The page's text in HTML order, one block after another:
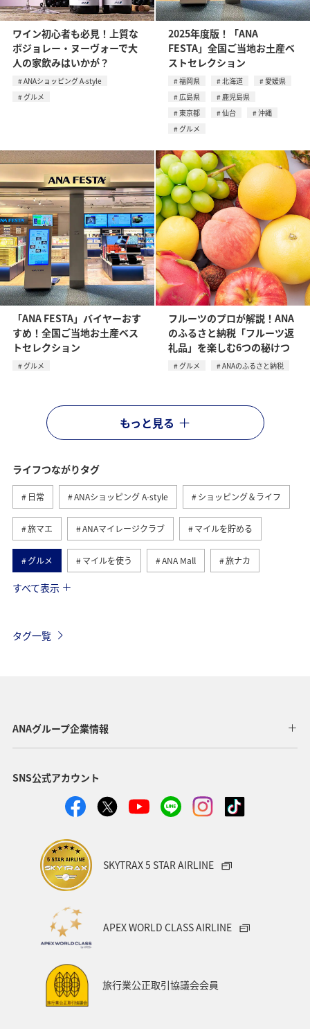
ワイン初心者も必見！上質な
ボジョレー・ヌーヴォーで大
人の家飲みはいかが？
ANAショッピング A-style
グルメ
2025年度版！「ANA
FESTA」全国ご当地お土産ベ
ストセレクション
福岡県 北海道
愛媛県
広島県
鹿児島県
東京都
仙台
沖縄
グルメ
「ANA FESTA」バイヤーおす
すめ！全国ご当地お土産ベス
トセレクション
グルメ
フルーツのプロが解説！ANA
のふるさと納税「フルーツ返
礼品」を楽しむ6つの秘けつ
グルメ ANAのふるさと納税
もっと見る
ライフつながりタグ
日常 ANAショッピング A-style ショッピング＆ライフ
旅マエ ANAマイレージクラブ マイルを貯める
グルメ マイルを使う ANA Mall 旅ナカ
トラベル
アプリ ワイン
日常生活でマイルを貯める（自宅にいながら貯める）
ANAのオンラインショップ A-style秋特集
ANA SKY コイン
ダイヤモンドサービス
マイルの使い道
アクティビティ
機内
秋田県 鹿児島県
すべて表示
タグ一覧
ANAグループ企業情報
SNS公式アカウント
SKYTRAX 5 STAR AIRLINE
APEX WORLD CLASS AIRLINE
旅行業公正取引協議会会員